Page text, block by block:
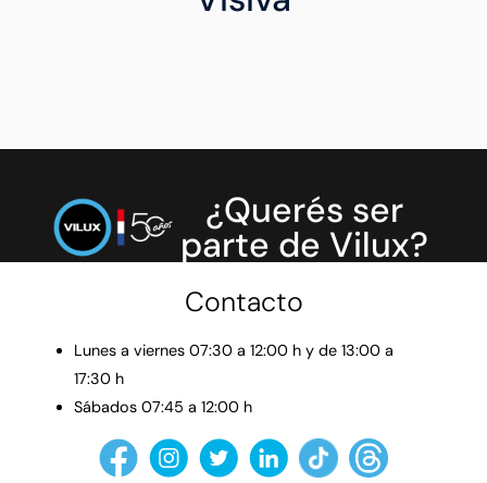
¿Querés ser
parte de Vilux?
Contacto
Lunes a viernes 07:30 a 12:00 h y de 13:00 a
17:30 h
Sábados 07:45 a 12:00 h